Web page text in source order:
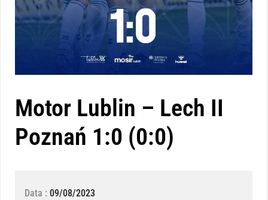
Motor Lublin – Lech II
Poznań 1:0 (0:0)
Data : 09/08/2023